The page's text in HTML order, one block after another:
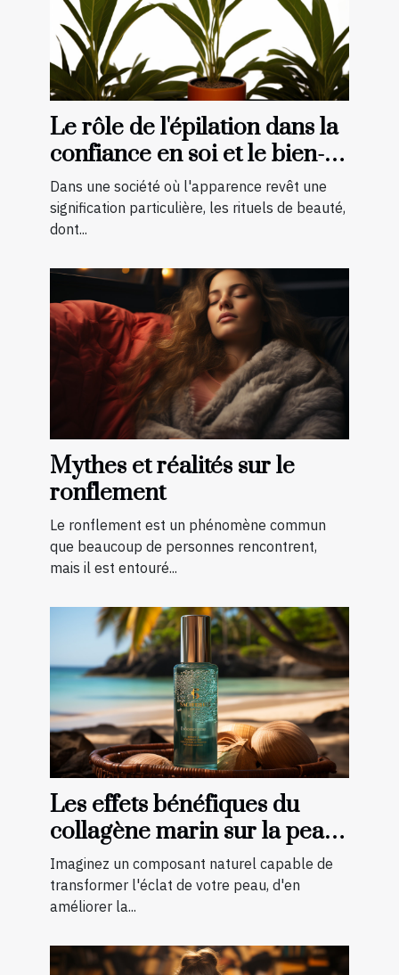
Le rôle de l'épilation dans la
confiance en soi et le bien-
être général
Dans une société où l'apparence revêt une
signification particulière, les rituels de beauté,
dont...
Mythes et réalités sur le
ronflement
Le ronflement est un phénomène commun
que beaucoup de personnes rencontrent,
mais il est entouré...
Les effets bénéfiques du
collagène marin sur la peau :
une transformation à
découvrir
Imaginez un composant naturel capable de
transformer l'éclat de votre peau, d'en
améliorer la...